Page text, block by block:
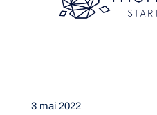
3 mai 2022